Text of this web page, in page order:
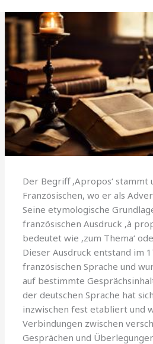
Der Begriff ‚Apropos‘ stammt
Französischen, wo er als
Seine etymologische
französischen Ausdruck ‚à
bedeutet wie ‚zum Thema‘
Dieser Ausdruck entstand im
französischen Sprache und
auf bestimmte
der deutschen Sprache hat
inzwischen fest etabliert und
Verbindungen zwischen
Gesprächen und